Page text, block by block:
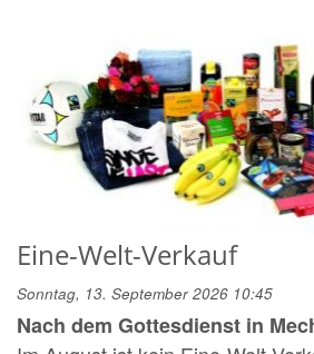
Eine-Welt-Verkauf
Sonntag, 13. September 2026 10:45
Nach dem Gottesdienst in